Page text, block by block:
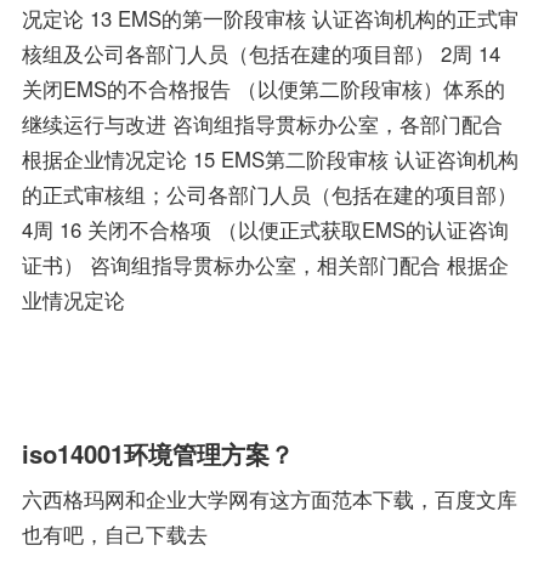
况定论 13 EMS的第一阶段审核 认证咨询机构的正式审
核组及公司各部门人员（包括在建的项目部） 2周 14
关闭EMS的不合格报告 （以便第二阶段审核）体系的
继续运行与改进 咨询组指导贯标办公室，各部门配合
根据企业情况定论 15 EMS第二阶段审核 认证咨询机构
的正式审核组；公司各部门人员（包括在建的项目部）
4周 16 关闭不合格项 （以便正式获取EMS的认证咨询
证书） 咨询组指导贯标办公室，相关部门配合 根据企
业情况定论
iso14001环境管理方案？
六西格玛网和企业大学网有这方面范本下载，百度文库
也有吧，自己下载去